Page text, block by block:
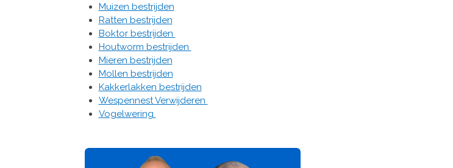
Muizen bestrijden
Ratten bestrijden
Boktor bestrijden
Houtworm bestrijden
Mieren bestrijden
Mollen bestrijden
Kakkerlakken bestrijden
Wespennest Verwijderen
Vogelwering